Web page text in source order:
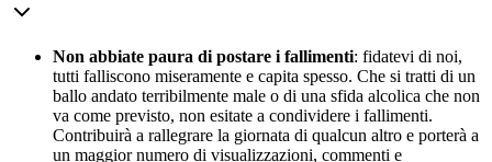
Non abbiate paura di postare i fallimenti: fidatevi di noi,
tutti falliscono miseramente e capita spesso. Che si tratti di un
ballo andato terribilmente male o di una sfida alcolica che non
va come previsto, non esitate a condividere i fallimenti.
Contribuirà a rallegrare la giornata di qualcun altro e porterà a
un maggior numero di visualizzazioni, commenti e